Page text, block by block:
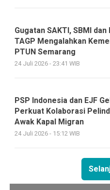
Gugatan SAKTI, SBMI
TAGP Mengalahkan
PTUN Semarang
24 Juli 2026 - 23:41 WIB
PSP Indonesia dan EJF
Perkuat Kolaborasi
Awak Kapal Migran
24 Juli 2026 - 15:12 WIB